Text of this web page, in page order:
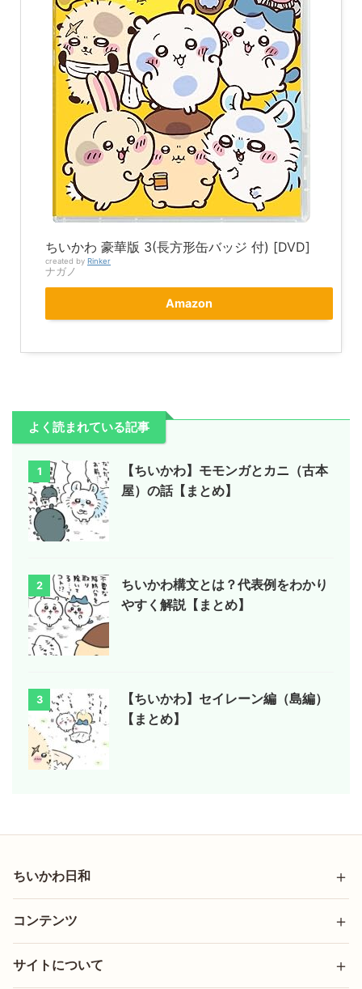
ちいかわ 豪華版 3(長方形缶バッジ 付) [DVD]
created by Rinker
ナガノ
Amazon
よく読まれている記事
1
【ちいかわ】モモンガとカニ（古本
屋）の話【まとめ】
2
ちいかわ構文とは？代表例をわかり
やすく解説【まとめ】
3
【ちいかわ】セイレーン編（島編）
【まとめ】
ちいかわ日和
コンテンツ
サイトについて